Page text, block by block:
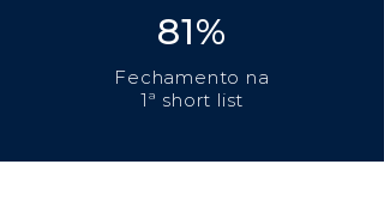
81%
Fechamento na
1ª short list